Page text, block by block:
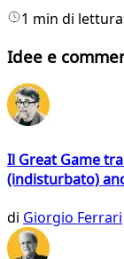
1 min di lettura
Idee e
Il Great Game
(indisturbato)
di Giorgio Ferrari